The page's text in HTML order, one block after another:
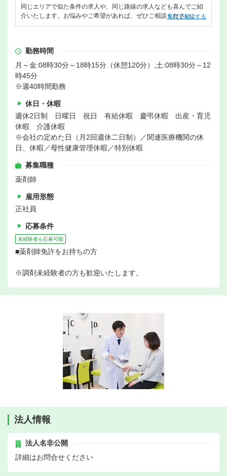
同じエリアで似た条件の求人や、同じ路線の求人なども喜んでご紹
介いたします。お悩みやご希望があれば、ぜひご相談ください。
無料で相談する
勤務時間
月～金:08時30分～18時15分（休憩120分）,土:08時30分～12
時45分
※週40時間勤務
休日・休暇
週休2日制 日曜日 祝日 有給休暇 慶弔休暇 出産・育児
休暇 介護休暇
※会社の定めた日（月2回週休二日制）／関連医療機関の休
日、休暇／母性健康管理休暇／特別休暇
募集職種
薬剤師
雇用形態
正社員
応募条件
未経験者も応募可能
■薬剤師免許をお持ちの方
※調剤未経験者の方も歓迎いたします。
法人情報
法人名非公開
詳細はお問合せください